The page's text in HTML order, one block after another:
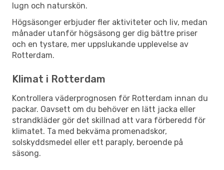
lugn och naturskön.
Högsäsonger erbjuder fler aktiviteter och liv, medan
månader utanför högsäsong ger dig bättre priser
och en tystare, mer uppslukande upplevelse av
Rotterdam.
Klimat i Rotterdam
Kontrollera väderprognosen för Rotterdam innan du
packar. Oavsett om du behöver en lätt jacka eller
strandkläder gör det skillnad att vara förberedd för
klimatet. Ta med bekväma promenadskor,
solskyddsmedel eller ett paraply, beroende på
säsong.